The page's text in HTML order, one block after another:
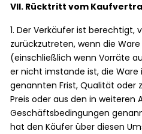
VII. Rücktritt vom
1. Der Verkäufer ist berechtigt,
zurückzutreten, wenn die
(einschließlich wenn Vorräte
er nicht imstande ist, die
genannten Frist, Qualität oder
Preis oder aus den in weiteren
Geschäftsbedingungen
hat den Käufer über diesen